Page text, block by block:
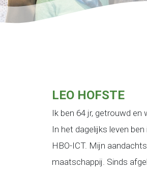
LEO HOFSTE
Ik ben 64 jr, getrouwd en
In het dagelijks leven
HBO-ICT. Mijn
maatschappij. Sinds